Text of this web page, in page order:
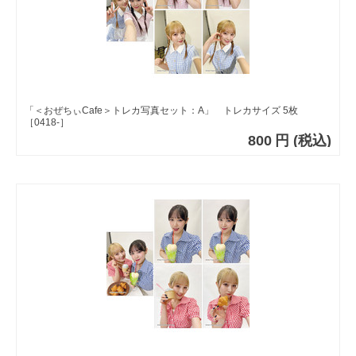
「＜おぜちぃCafe＞トレカ写真セット：A」 トレカサイズ 5枚
［0418-］
800 円 (税込)